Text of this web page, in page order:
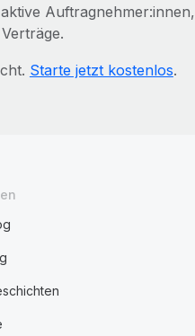
Auftragnehmer:innen,
Starte jetzt kostenlos.